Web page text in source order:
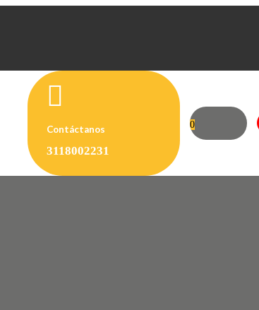

Contáctanos
3118002231
0